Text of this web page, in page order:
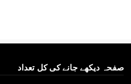
صفحہ دیکھے جانے کی کل تعداد